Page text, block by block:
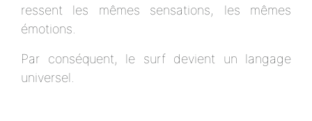
ressent les mêmes sensations, les mêmes
émotions.
Par conséquent, le surf devient un langage
universel.